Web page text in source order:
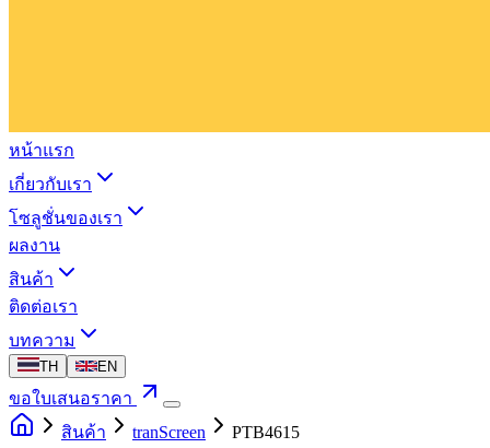
หน้าแรก
เกี่ยวกับเรา
โซลูชั่นของเรา
ผลงาน
สินค้า
ติดต่อเรา
บทความ
TH EN
ขอใบเสนอราคา
สินค้า
tranScreen
PTB4615